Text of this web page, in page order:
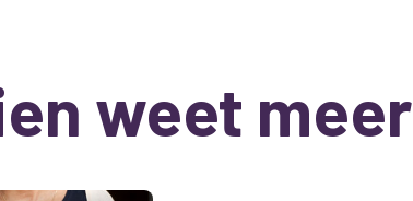
weet meer